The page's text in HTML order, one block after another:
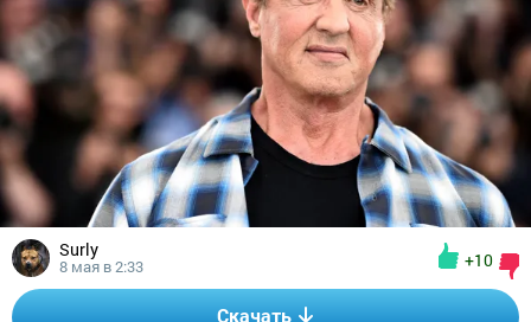
Surly
8 мая в 2:33 +10
Скачать